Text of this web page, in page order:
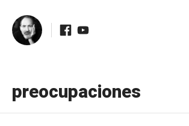
content
Facebook
Youtube
preocupaciones